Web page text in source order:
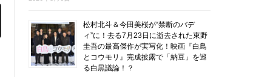
松村北斗＆今田美桜が“禁断のバデ
ィ”に！去る7月23日に逝去された東野
圭吾の最高傑作が実写化！映画『白鳥
とコウモリ』完成披露で「納豆」を巡
る白黒議論！？